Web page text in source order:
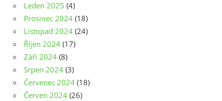
Leden 2025 (4)
Prosinec 2024 (18)
Listopad 2024 (24)
Říjen 2024 (17)
Září 2024 (8)
Srpen 2024 (3)
Červenec 2024 (18)
Červen 2024 (26)